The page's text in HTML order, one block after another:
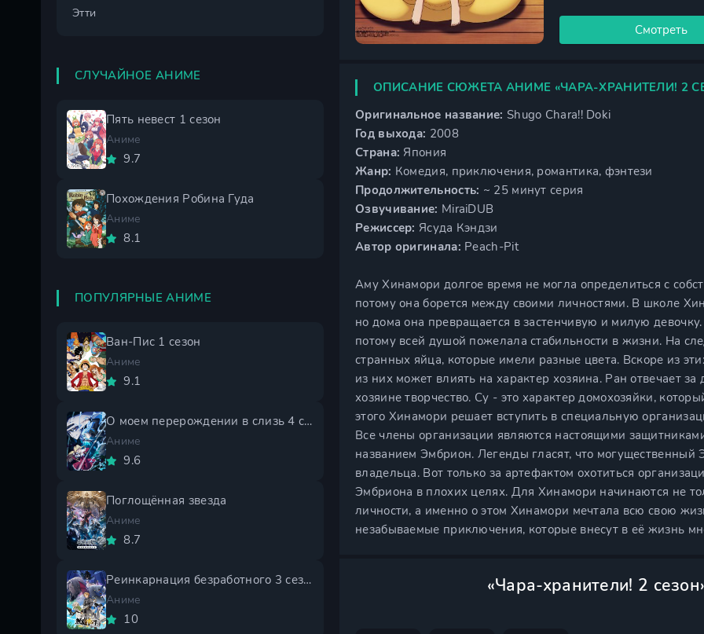
Смотреть
ОПИСАНИЕ СЮЖЕТА АНИМЕ «ЧАРА-ХРАНИТЕЛИ! 2
Оригинальное название: Shugo Chara!! Doki
Год выхода: 2008
Страна: Япония
Жанр: Комедия, приключения, романтика, фэнтези
Продолжительность: ~ 25 минут серия
Озвучивание: MiraiDUB
Режиссер: Ясуда Кэндзи
Автор оригинала: Peach-Pit
Аму Хинамори долгое время не могла определиться с
потому она борется между своими личностями. В школе
но дома она превращается в застенчивую и милую
потому всей душой пожелала стабильности в жизни. На
странных яйца, которые имели разные цвета. Вскоре из
из них может влиять на характер хозяина. Ран отвечает
хозяине творчество. Су - это характер домохозяйки,
этого Хинамори решает вступить в специальную
Все члены организации являются настоящими
названием Эмбрион. Легенды гласят, что
владельца. Вот только за артефактом охотиться
Эмбриона в плохих целях. Для Хинамори начинаются не
личности, а именно о этом Хинамори мечтала всю свою
незабываемые приключения, которые внесут в её жизнь
«Чара-хранители! 2
Этти
СЛУЧАЙНОЕ АНИМЕ
Пять невест 1 сезон
Аниме
9.7
Похождения Робина Гуда
Аниме
8.1
ПОПУЛЯРНЫЕ АНИМЕ
Ван-Пис 1 сезон
Аниме
9.1
О моем перерождении в слизь 4 сезон
Аниме
9.6
Поглощённая звезда
Аниме
8.7
Реинкарнация безработного 3 сезон
Аниме
10